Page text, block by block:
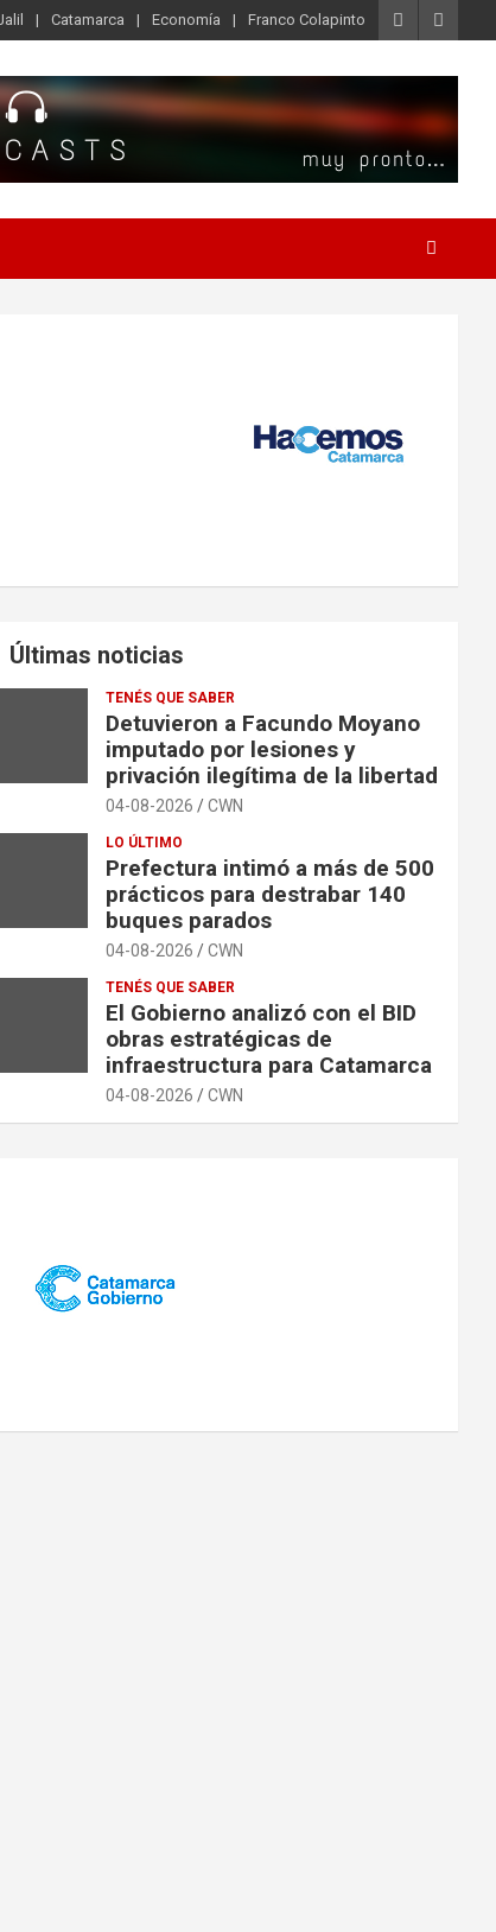
Catamarca Economía Franco Colapinto
Últimas noticias
TENÉS QUE SABER
Detuvieron a Facundo Moyano
imputado por lesiones y
privación ilegítima de la libertad
04-08-2026 CWN
LO ÚLTIMO
Prefectura intimó a más de 500
prácticos para destrabar 140
buques parados
04-08-2026 CWN
TENÉS QUE SABER
El Gobierno analizó con el BID
obras estratégicas de
infraestructura para Catamarca
04-08-2026 CWN